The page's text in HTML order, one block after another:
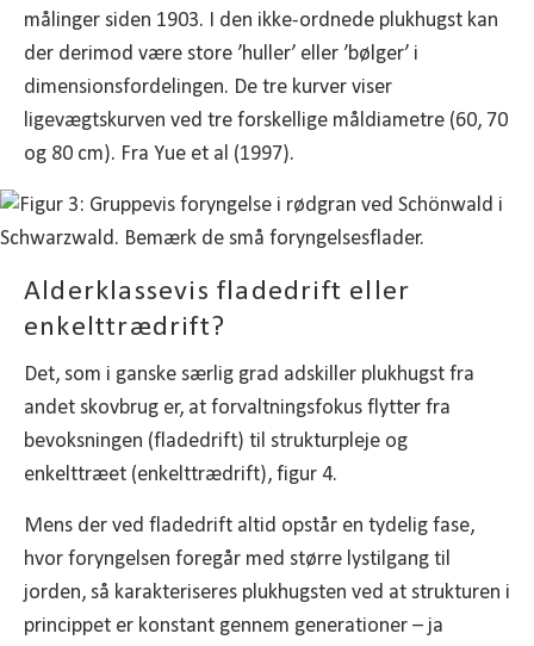
målinger siden 1903. I den ikke-ordnede plukhugst kan
der derimod være store ’huller’ eller ’bølger’ i
dimensionsfordelingen. De tre kurver viser
ligevægtskurven ved tre forskellige måldiametre (60, 70
og 80 cm). Fra Yue et al (1997).
Alderklassevis fladedrift eller
enkelttrædrift?
Det, som i ganske særlig grad adskiller plukhugst fra
andet skovbrug er, at forvaltningsfokus flytter fra
bevoksningen (fladedrift) til strukturpleje og
enkelttræet (enkelttrædrift), figur 4.
Mens der ved fladedrift altid opstår en tydelig fase,
hvor foryngelsen foregår med større lystilgang til
jorden, så karakteriseres plukhugsten ved at strukturen i
princippet er konstant gennem generationer – ja